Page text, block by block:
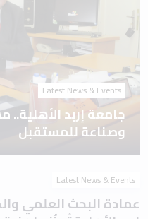
Latest News & Events
جامعة إربد
وصناعة للمستقبل
Latest News & Events
عمادة البحث العلمي